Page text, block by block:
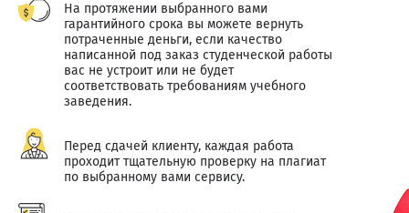
На протяжении выбранного вами
гарантийного срока вы можете вернуть
потраченные деньги, если качество
написанной под заказ студенческой работы
вас не устроит или не будет
соответствовать требованиям учебного
заведения.
Перед сдачей клиенту, каждая работа
проходит тщательную проверку на плагиат
по выбранному вами сервису.